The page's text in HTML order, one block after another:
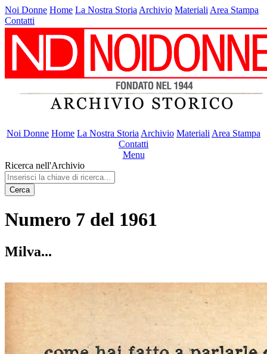
Noi Donne Home La Nostra Storia Archivio Materiali Area Stampa
Contatti
Noi Donne Home La Nostra Storia Archivio Materiali Area Stampa
Contatti
Menu
Ricerca nell'Archivio
Cerca
Numero 7 del 1961
Milva...